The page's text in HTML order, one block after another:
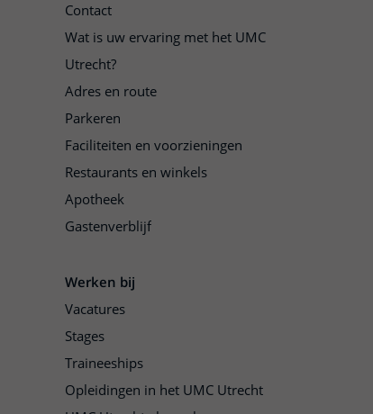
Contact
Wat is uw ervaring met het UMC
Utrecht?
Adres en route
Parkeren
Faciliteiten en voorzieningen
Restaurants en winkels
Apotheek
Gastenverblijf
Werken bij
Vacatures
Stages
Traineeships
Opleidingen in het UMC Utrecht